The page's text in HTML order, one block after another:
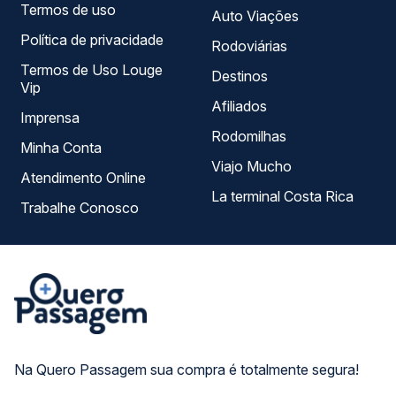
Na Quero Passagem sua compra é totalmente segura!
Termos de uso
Política de privacidade
Termos de Uso Louge
Vip
Imprensa
Minha Conta
Atendimento Online
Trabalhe Conosco
Auto Viações
Rodoviárias
Destinos
Afiliados
Rodomilhas
Viajo Mucho
La terminal Costa Rica